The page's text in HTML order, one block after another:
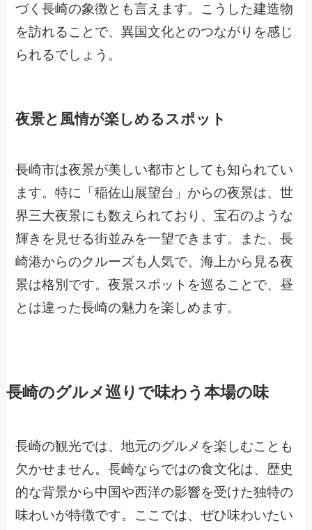
づく長崎の象徴とも言えます。こうした建造物
を訪れることで、異国文化とのつながりを感じ
られるでしょう。
夜景と風情が楽しめるスポット
長崎市は夜景が美しい都市としても知られてい
ます。特に「稲佐山展望台」からの夜景は、世
界三大夜景にも数えられており、宝石のような
輝きを見せる街並みを一望できます。また、長
崎港からのクルーズも人気で、海上から見る夜
景は格別です。夜景スポットを巡ることで、昼
とは違った長崎の魅力を楽しめます。
長崎のグルメ巡りで味わう本場の味
長崎の観光では、地元のグルメを楽しむことも
欠かせません。長崎ならではの食文化は、歴史
的な背景から中国や西洋の影響を受けた独特の
味わいが特徴です。ここでは、ぜひ味わいたい